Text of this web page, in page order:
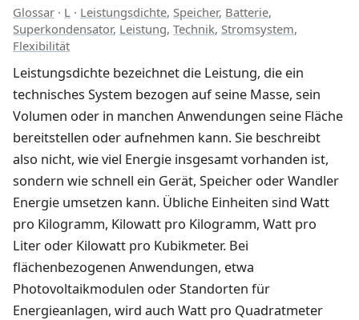
Glossar · L · Leistungsdichte, Speicher, Batterie,
Superkondensator, Leistung, Technik, Stromsystem,
Flexibilität
Leistungsdichte bezeichnet die Leistung, die ein
technisches System bezogen auf seine Masse, sein
Volumen oder in manchen Anwendungen seine Fläche
bereitstellen oder aufnehmen kann. Sie beschreibt
also nicht, wie viel Energie insgesamt vorhanden ist,
sondern wie schnell ein Gerät, Speicher oder Wandler
Energie umsetzen kann. Übliche Einheiten sind Watt
pro Kilogramm, Kilowatt pro Kilogramm, Watt pro
Liter oder Kilowatt pro Kubikmeter. Bei
flächenbezogenen Anwendungen, etwa
Photovoltaikmodulen oder Standorten für
Energieanlagen, wird auch Watt pro Quadratmeter